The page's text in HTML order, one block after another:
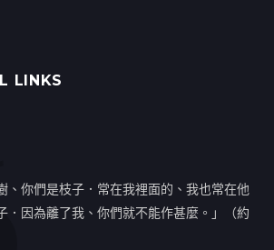
LINKS
、你們是枝子．常在我裡面的、我也常在他
．因為離了我、你們就不能作甚麼。」（約